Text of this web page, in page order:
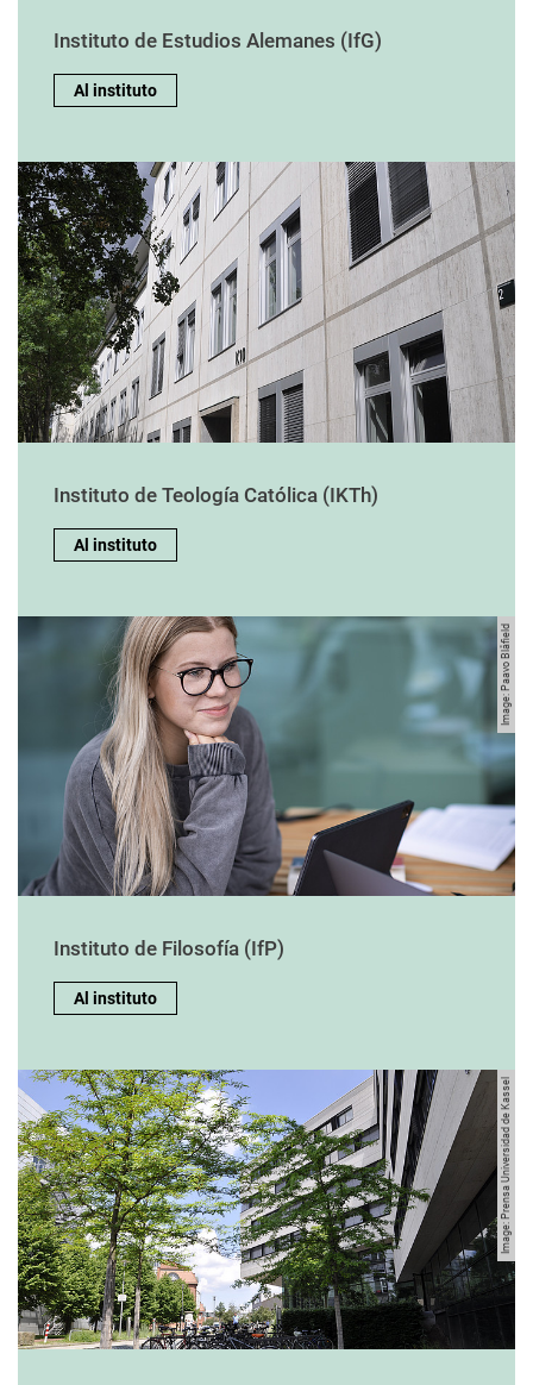
Instituto de Estudios Alemanes (IfG)
Al instituto
Instituto de Teología Católica (IKTh)
Al instituto
Image: Paavo Blåfield
Instituto de Filosofía (IfP)
Al instituto
Image: Prensa Universidad de Kassel